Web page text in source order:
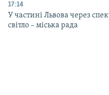
17:14
У частині Львова через
світло – міська рада